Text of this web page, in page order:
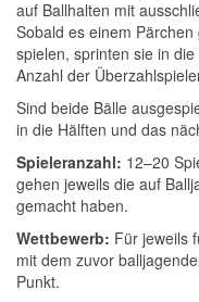
auf Ballhalten mit
Sobald es einem
spielen, sprinten sie in
Anzahl der
Sind beide Bälle
in die Hälften und das
Spieleranzahl: 12–20
gehen jeweils die auf
gemacht haben.
Wettbewerb: Für jeweils
mit dem zuvor
Punkt.